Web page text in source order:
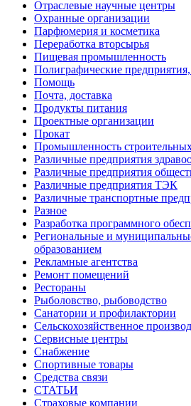
Отраслевые научные центры
Охранные организации
Парфюмерия и косметика
Переработка вторсырья
Пищевая промышленность
Полиграфические предприятия,
Помощь
Почта, доставка
Продукты питания
Проектные организации
Прокат
Промышленность
Различные предприятия
Различные предприятия
Различные предприятия ТЭК
Различные транспортные
Разное
Разработка программного
Региональные и
образованием
Рекламные агентства
Ремонт помещений
Рестораны
Рыболовство, рыбоводство
Санатории и профилактории
Сельскохозяйственное
Сервисные центры
Снабжение
Спортивные товары
Средства связи
СТАТЬИ
Страховые компании